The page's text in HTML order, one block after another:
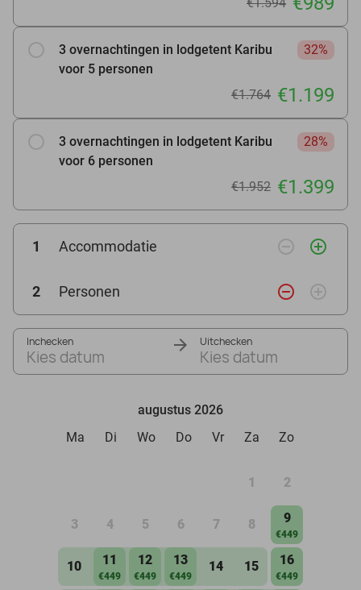
3 overnachtingen in lodgetent Karibu
voor 5 personen
32%
€1.764 €1.199
3 overnachtingen in lodgetent Karibu
voor 6 personen
28%
€1.952 €1.399
1 Accommodatie remove_circle_outline add_circle_outline
2 Personen remove_circle_outline add_circle_outline
Inchecken
Kies datum
Uitchecken
Kies datum
augustus 2026
Ma
Di Wo Do Vr Za Zo
1 2
3 4 5 6 7 8 9
€449
10 11
€449
12
€449
13
€449
14 15 16
€449